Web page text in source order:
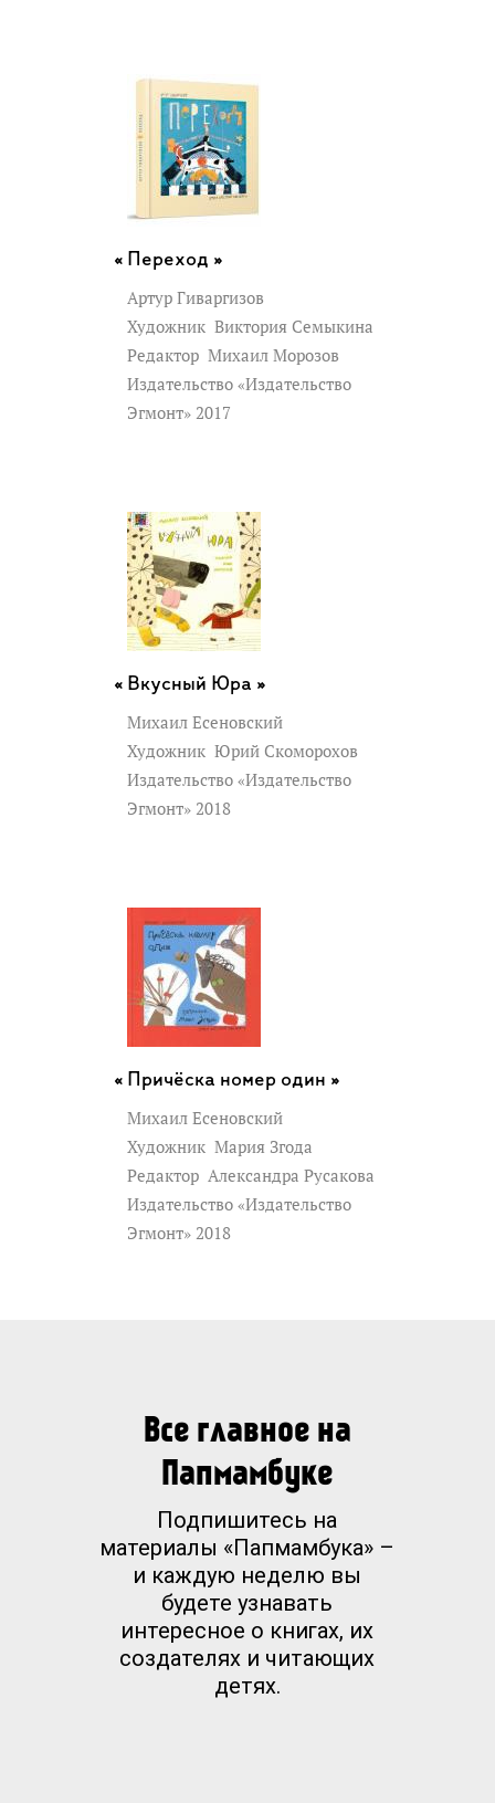
Переход »
Артур Гиваргизов
Художник Виктория Семыкина
Редактор Михаил Морозов
Издательство «Издательство
Эгмонт» 2017
Вкусный Юра »
Михаил Есеновский
Художник Юрий Скоморохов
Издательство «Издательство
Эгмонт» 2018
Причёска номер один »
Михаил Есеновский
Художник Мария Згода
Редактор Александра Русакова
Издательство «Издательство
Эгмонт» 2018
Все главное на
Папмамбуке
Подпишитесь на
материалы «Папмамбука» –
и каждую неделю вы
будете узнавать
интересное о книгах, их
создателях и читающих
детях.